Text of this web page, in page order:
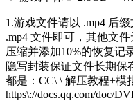
1.游戏文件请以 .mp4 后
.mp4 文件即可，其他文
压缩并添加10%的恢复记
隐写封装保证文件长期保
都是：CC\ \ 解压教程+模
https\://docs.qq.com/doc/